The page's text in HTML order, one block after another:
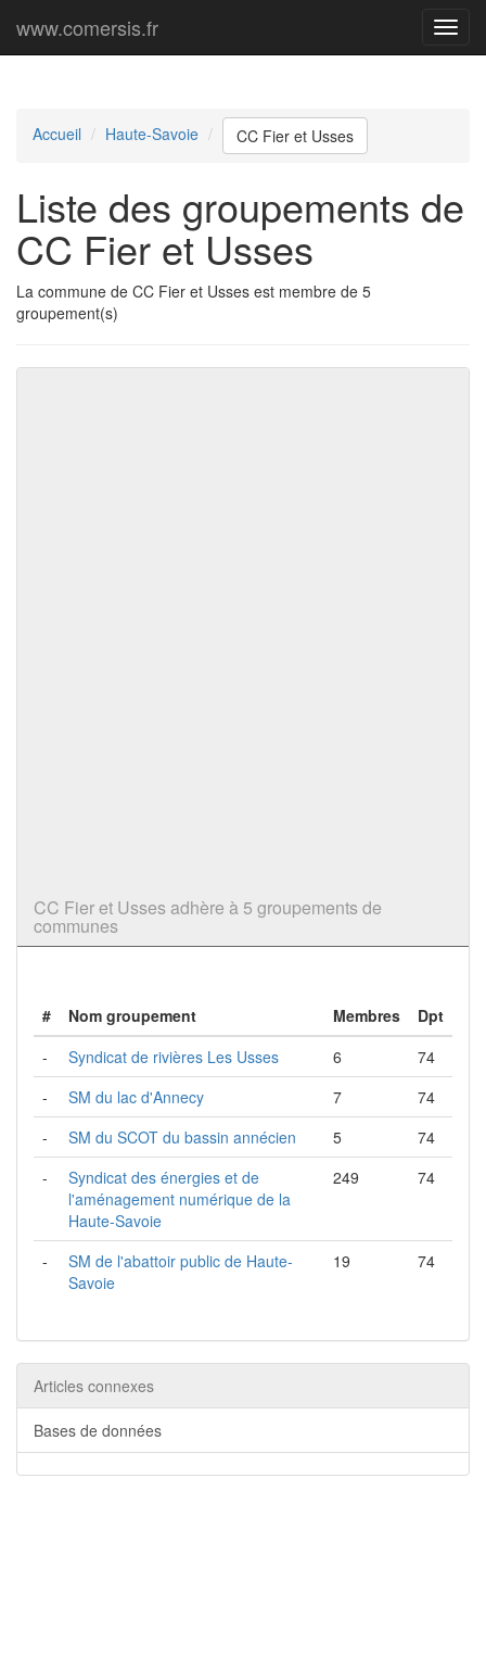
Menu
www.comersis.fr
Accueil Haute-Savoie CC Fier et Usses
Liste des groupements de
CC Fier et Usses
La commune de CC Fier et Usses est membre de 5
groupement(s)
CC Fier et Usses adhère à 5 groupements de
communes
# Nom groupement Membres
Dpt
-
Syndicat de rivières Les Usses 6
74
-
SM du lac d'Annecy 7
74
-
SM du SCOT du bassin annécien 5
74
-
Syndicat des énergies et de
l'aménagement numérique de la
Haute-Savoie
249 74
-
SM de l'abattoir public de Haute-
Savoie
19 74
Articles connexes
Bases de données